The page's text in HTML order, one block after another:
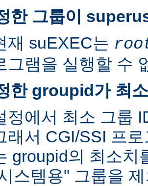
한 그룹이
재 suEXEC는
그램을 실행할 수
한 groupid가 최
정에서 최소 그룹
래서 CGI/SSI 프
groupid의 최소치
스템용" 그룹을